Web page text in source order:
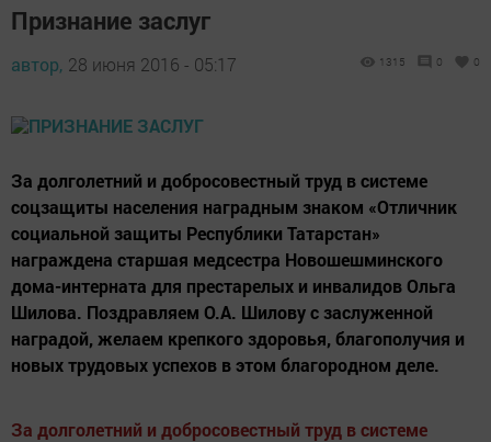
Признание заслуг
автор, 28 июня 2016 - 05:17 1315 0 0
За долголетний и добросовестный труд в системе
соцзащиты населения наградным знаком «Отличник
социальной защиты Республики Татарстан»
награждена старшая медсестра Новошешминского
дома-интерната для престарелых и инвалидов Ольга
Шилова. Поздравляем О.А. Шилову с заслуженной
наградой, желаем крепкого здоровья, благополучия и
новых трудовых успехов в этом благородном деле.
За долголетний и добросовестный труд в системе